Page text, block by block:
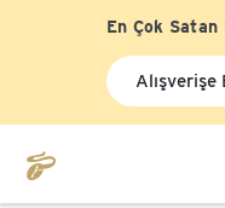
En Çok
Alışverişe